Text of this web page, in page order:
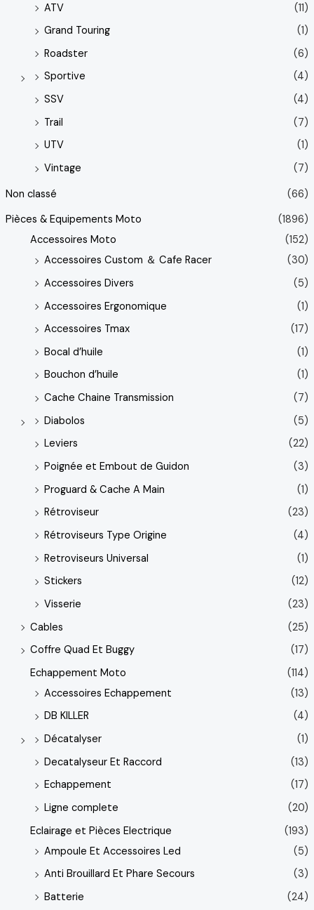
ATV
(11)
Grand Touring
(1)
Roadster
(6)
Sportive
(4)
SSV
(4)
Trail
(7)
UTV
(1)
Vintage
(7)
Non classé
(66)
Pièces & Equipements Moto
(1896)
Accessoires Moto
(152)
Accessoires Custom ＆ Cafe Racer
(30)
Accessoires Divers
(5)
Accessoires Ergonomique
(1)
Accessoires Tmax
(17)
Bocal d’huile
(1)
Bouchon d’huile
(1)
Cache Chaine Transmission
(7)
Diabolos
(5)
Leviers
(22)
Poignée et Embout de Guidon
(3)
Proguard & Cache A Main
(1)
Rétroviseur
(23)
Rétroviseurs Type Origine
(4)
Retroviseurs Universal
(1)
Stickers
(12)
Visserie
(23)
Cables
(25)
Coffre Quad Et Buggy
(17)
Echappement Moto
(114)
Accessoires Echappement
(13)
DB KILLER
(4)
Décatalyser
(1)
Decatalyseur Et Raccord
(13)
Echappement
(17)
Ligne complete
(20)
Eclairage et Pièces Electrique
(193)
Ampoule Et Accessoires Led
(5)
Anti Brouillard Et Phare Secours
(3)
Batterie
(24)